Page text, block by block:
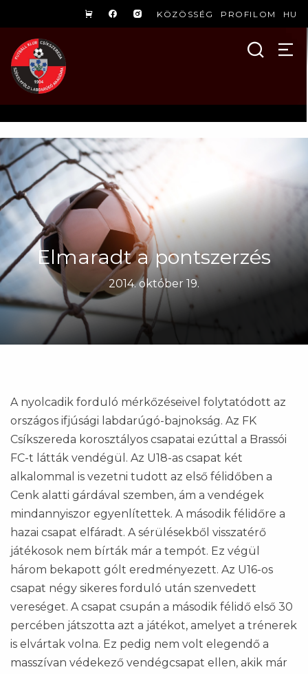
KÖZÖSSÉG PROFILOM HU
Elmaradt a pontszerzés
2014. október 19.
A nyolcadik forduló mérkőzéseivel folytatódott az
országos ifjúsági labdarúgó-bajnokság. Az FK
Csíkszereda korosztályos csapatai ezúttal a Brassói
FC-t látták vendégül. Az U18-as csapat két
alkalommal is vezetni tudott az első félidőben a
Cenk alatti gárdával szemben, ám a vendégek
mindannyiszor egyenlítettek. A második félidőre a
hazai csapat elfáradt. A sérülésekből visszatérő
játékosok nem bírták már a tempót. Ez végül
három bekapott gólt eredményezett. Az U16-os
csapat négy sikeres forduló után szenvedett
vereséget. A csapat csupán a második félidő első 30
percében játszotta azt a játékot, amelyet a trénerek
is elvártak volna. Ez pedig nem volt elegendő a
masszívan védekező vendégcsapat ellen, akik már